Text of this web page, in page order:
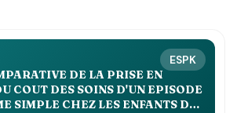
ESPK
DE LA PRISE EN
COUT DES SOINS D'UN EPISODE
SIMPLE CHEZ LES ENFANTS DE